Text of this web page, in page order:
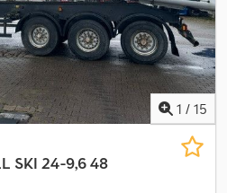
Location et financement. Prise en
douanières. Obtention de
et d’exportation. Transport
dans les annonces sont des
légale de 19 %.
1 / 15
SKI 24-9,6 48